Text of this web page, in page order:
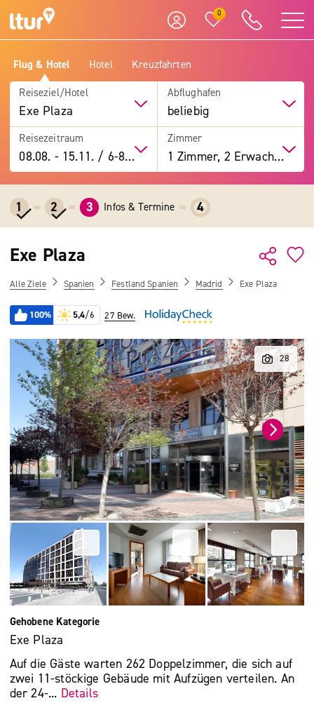
0
Flug & Hotel Hotel Kreuzfahrten
Reiseziel/Hotel
Exe Plaza
Abflughafen
beliebig
Reisezeitraum
08.08. -15.11. / 6-8 Tage
Zimmer
1 Zimmer, 2 Erwachsene
1 2 3 Infos & Termine 4
Exe Plaza
Alle Ziele Spanien Festland Spanien Madrid Exe Plaza
100% 5,4/6 27 Bew.
Gehobene Kategorie
Exe Plaza
Auf die Gäste warten 262 Doppelzimmer, die sich auf
zwei 11-stöckige Gebäude mit Aufzügen verteilen. An
der 24-... Details